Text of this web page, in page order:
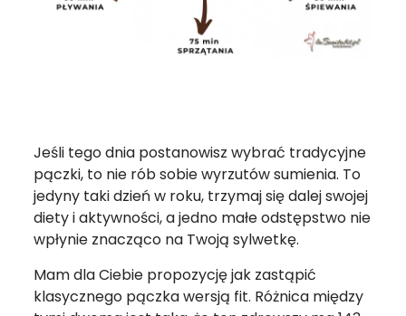
Jeśli tego dnia postanowisz wybrać tradycyjne
pączki, to nie rób sobie wyrzutów sumienia. To
jedyny taki dzień w roku, trzymaj się dalej swojej
diety i aktywności, a jedno małe odstępstwo nie
wpłynie znacząco na Twoją sylwetkę.
Mam dla Ciebie propozycję jak zastąpić
klasycznego pączka wersją fit. Różnica między